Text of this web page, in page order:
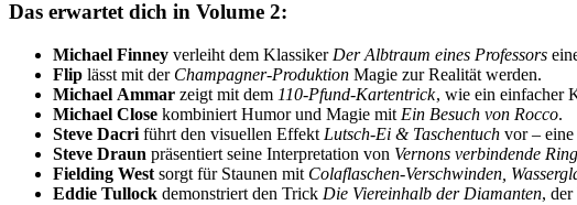
Das erwartet dich in Volume 2:
Michael Finney verleiht dem Klassiker Der Albtraum eines Professors
Flip lässt mit der Champagner-Produktion Magie zur Realität werden.
Michael Ammar zeigt mit dem 110-Pfund-Kartentrick, wie ein einfacher
Michael Close kombiniert Humor und Magie mit Ein Besuch von Rocco.
Steve Dacri führt den visuellen Effekt Lutsch-Ei & Taschentuch vor – eine
Steve Draun präsentiert seine Interpretation von Vernons verbindende
Fielding West sorgt für Staunen mit Colaflaschen-Verschwinden,
Eddie Tullock demonstriert den Trick Die Viereinhalb der Diamanten,